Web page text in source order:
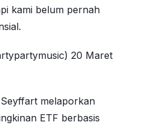
kami belum pernah
20 Maret
melaporkan
ETF berbasis